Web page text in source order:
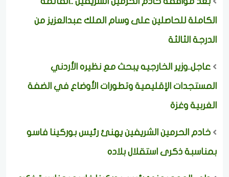
الكاملة للحاصلين على وسام الملك عبدالعزيز من
الدرجة الثالثة
عاجل..وزير الخارجيه يبحث مع نظيره الأردني
المستجدات الإقليمية وتطورات الأوضاع في الضفة
الغربية وغزة
خادم الحرمين الشريفين يهنئ رئيس بوركينا فاسو
بمناسبة ذكرى استقلال بلاده